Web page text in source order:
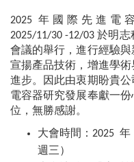
2025 年國際先進電
2025/11/30 -12/03 於明
會議的舉行，進行經驗
宣揚產品技術，增進學
進步。因此由衷期盼貴
電容器研究發展奉獻一
位，無勝感謝。
大會時間：2025 年
週三）